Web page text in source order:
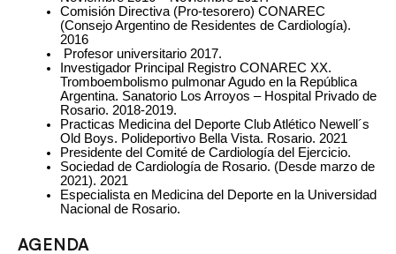
Comisión Directiva (Pro-tesorero) CONAREC
(Consejo Argentino de Residentes de Cardiología).
2016
Profesor universitario 2017.
Investigador Principal Registro CONAREC XX.
Tromboembolismo pulmonar Agudo en la República
Argentina. Sanatorio Los Arroyos – Hospital Privado de
Rosario. 2018-2019.
Practicas Medicina del Deporte Club Atlético Newell´s
Old Boys. Polideportivo Bella Vista. Rosario. 2021
Presidente del Comité de Cardiología del Ejercicio.
Sociedad de Cardiología de Rosario. (Desde marzo de
2021). 2021
Especialista en Medicina del Deporte en la Universidad
Nacional de Rosario.
AGENDA